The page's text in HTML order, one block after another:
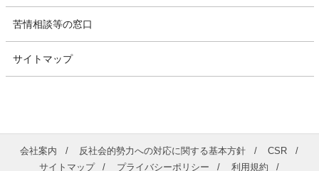
苦情相談等の窓口
サイトマップ
会社案内 反社会的勢力への対応に関する基本方針
CSR
サイトマップ
プライバシーポリシー 利用規約